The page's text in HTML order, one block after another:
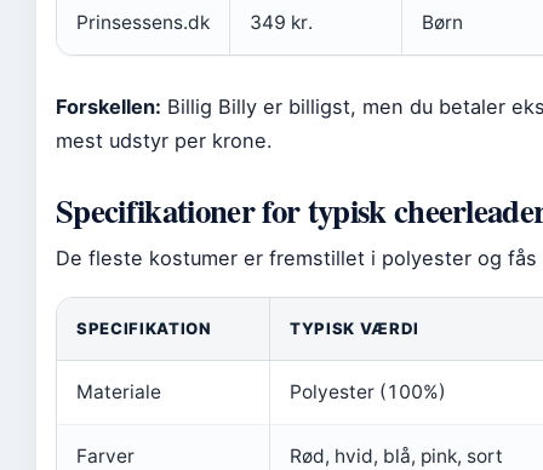
Prinsessens.dk 349 kr. Børn
Forskellen: Billig Billy er billigst, men du betaler
mest udstyr per krone.
Specifikationer for typisk
De fleste kostumer er fremstillet i polyester og fås
SPECIFIKATION TYPISK VÆRDI
Materiale Polyester (100%)
Farver Rød, hvid, blå, pink, sort